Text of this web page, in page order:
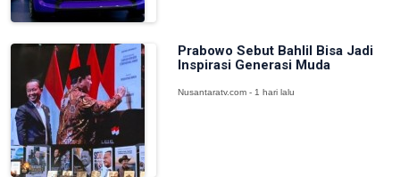
Prabowo Sebut Bahlil Bisa Jadi
Inspirasi Generasi Muda
Nusantaratv.com - 1 hari lalu